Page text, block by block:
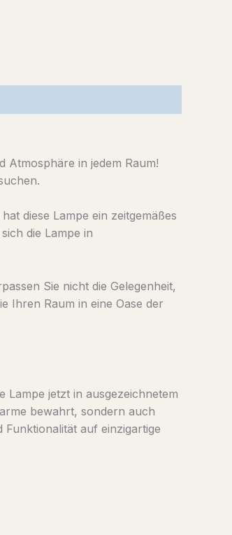
Atmosphäre in jedem Raum!
diese Lampe ein zeitgemäßes
die Lampe in
Sie nicht die Gelegenheit,
Ihren Raum in eine Oase der
jetzt in ausgezeichnetem
bewahrt, sondern auch
auf einzigartige